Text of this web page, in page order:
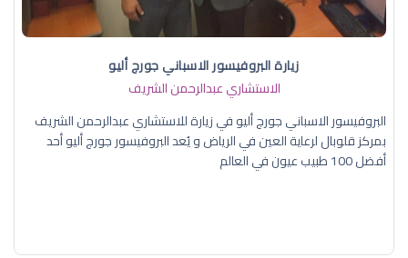
زيارة البروفيسور الاسباني جورج أليو
الاستشاري عبدالرحمن الشريف
البروفيسور الاسباني جورج أليو في زيارة للاستشاري عبدالرحمن الشريف
بمركز قلوبال لرعاية العين في الرياض و يُعد البروفيسور جورج أليو أحد
أفضل 100 طبيب عيون في العالم